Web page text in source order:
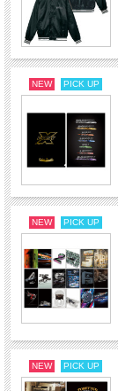
NEW PICK UP
NEW PICK UP
NEW PICK UP